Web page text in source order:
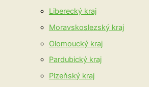
Liberecký kraj
Moravskoslezský kraj
Olomoucký kraj
Pardubický kraj
Plzeňský kraj